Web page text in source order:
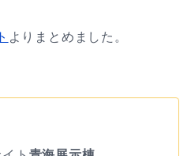
よりまとめました。